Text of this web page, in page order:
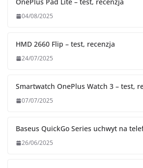
04/08/2025
HMD 2660 Flip – test, recenzja
24/07/2025
Smartwatch OnePlus Watch 3 – test,
07/07/2025
Baseus QuickGo Series uchwyt na
26/06/2025